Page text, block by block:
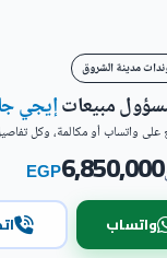
مدينة الشروق
مبيعاتإيجي
واتساب أو مكالمة، وكل
6,850,000
EGP
واتساب